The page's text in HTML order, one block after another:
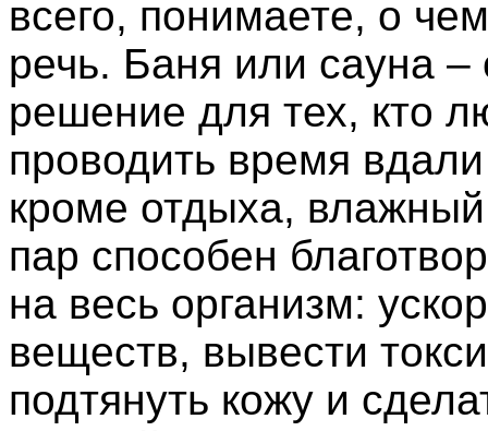
всего, понимаете, о
речь. Баня или сауна –
решение для тех, кто
проводить время
кроме отдыха,
пар способен
на весь организм:
веществ, вывести
подтянуть кожу и